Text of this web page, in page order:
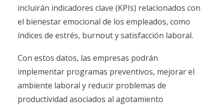
incluirán indicadores clave (KPIs) relacionados con
el bienestar emocional de los empleados, como
índices de estrés, burnout y satisfacción laboral.
Con estos datos, las empresas podrán
implementar programas preventivos, mejorar el
ambiente laboral y reducir problemas de
productividad asociados al agotamiento